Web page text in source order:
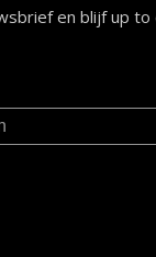
en blijf up to